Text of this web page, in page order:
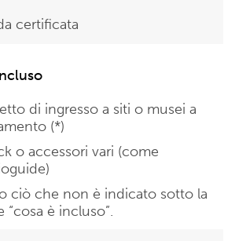
certificata
di ingresso a siti o musei a
(*)
o accessori vari (come
ciò che non è indicato sotto la
“cosa è incluso”.